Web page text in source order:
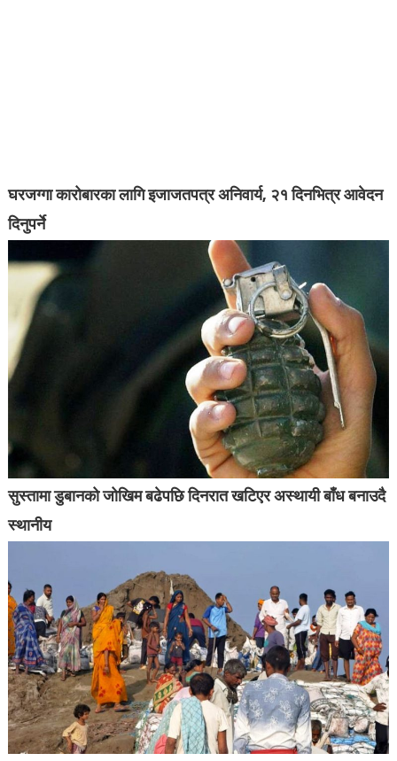
घरजग्गा कारोबारका लागि इजाजतपत्र अनिवार्य, २१ दिनभित्र आवेदन
दिनुपर्ने
सुस्तामा डुबानको जोखिम बढेपछि दिनरात खटिएर अस्थायी बाँध बनाउदै
स्थानीय